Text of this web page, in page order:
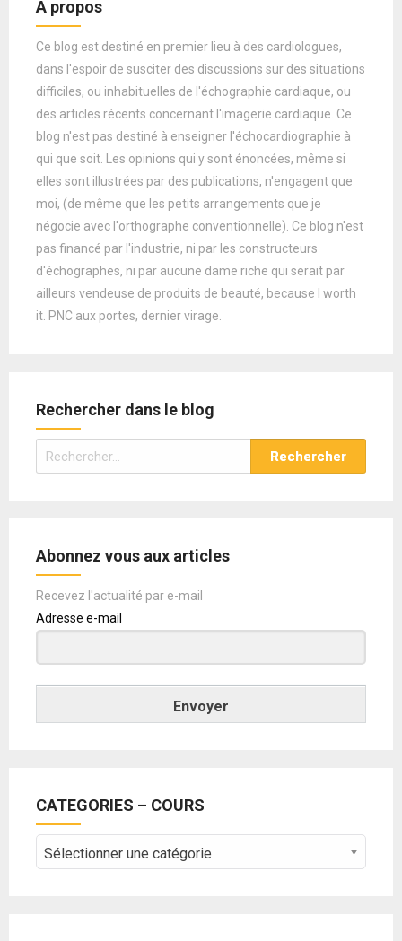
A propos
Ce blog est destiné en premier lieu à des cardiologues,
dans l'espoir de susciter des discussions sur des situations
difficiles, ou inhabituelles de l'échographie cardiaque, ou
des articles récents concernant l'imagerie cardiaque. Ce
blog n'est pas destiné à enseigner l'échocardiographie à
qui que soit. Les opinions qui y sont énoncées, même si
elles sont illustrées par des publications, n'engagent que
moi, (de même que les petits arrangements que je
négocie avec l'orthographe conventionnelle). Ce blog n'est
pas financé par l'industrie, ni par les constructeurs
d'échographes, ni par aucune dame riche qui serait par
ailleurs vendeuse de produits de beauté, because I worth
it. PNC aux portes, dernier virage.
Rechercher dans le blog
Rechercher :
Abonnez vous aux articles
Recevez l'actualité par e-mail
Adresse e-mail
Envoyer
CATEGORIES – COURS
CATEGORIES
–